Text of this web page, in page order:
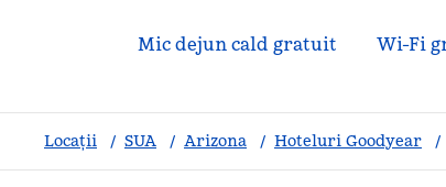
Mic dejun cald gratuit Wi-Fi
Locații / SUA / Arizona / Hoteluri Goodyear /